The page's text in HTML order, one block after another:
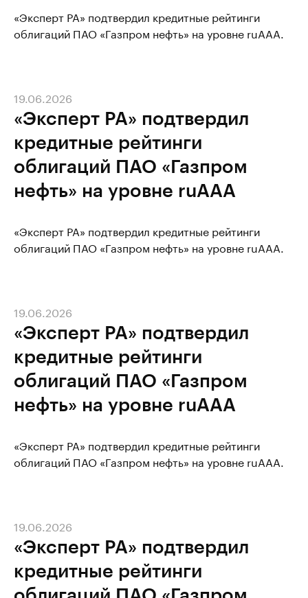
«Эксперт РА» подтвердил кредитные рейтинги
облигаций ПАО «Газпром нефть» на уровне ruAAA.
«Эксперт РА» подтвердил
кредитные рейтинги
облигаций ПАО «Газпром
нефть» на уровне ruAAA
19.06.2026
«Эксперт РА» подтвердил кредитные рейтинги
облигаций ПАО «Газпром нефть» на уровне ruAAA.
«Эксперт РА» подтвердил
кредитные рейтинги
облигаций ПАО «Газпром
нефть» на уровне ruAAA
19.06.2026
«Эксперт РА» подтвердил кредитные рейтинги
облигаций ПАО «Газпром нефть» на уровне ruAAA.
«Эксперт РА» подтвердил
кредитные рейтинги
19.06.2026